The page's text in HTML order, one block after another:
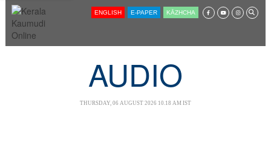
SECTIONS
HOME
ENGLISH E-PAPER KĀZHCHA
AUDIO
THURSDAY, 06 AUGUST 2026 10.18 AM IST